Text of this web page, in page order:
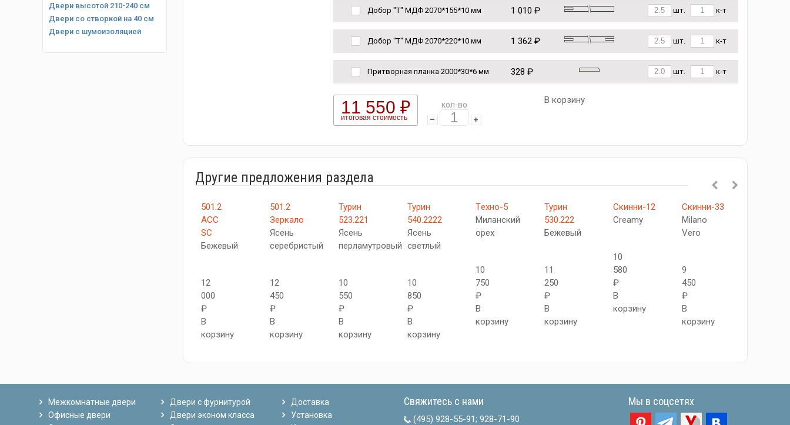
Двери высотой 210-240 см
Двери со створкой на 40 см
Двери с шумоизоляцией
Добор "Т" МДФ 2070*155*10 мм 1 010 ₽ шт. к-т
Добор "Т" МДФ 2070*220*10 мм 1 362 ₽ шт. к-т
Притворная планка 2000*30*6 мм 328 ₽ шт. к-т
11 550 ₽
итоговая стоимость
кол-во В корзину
Другие предложения раздела
501.2
АСС
SC
Бежевый
12
000
₽
В
корзину
501.2
Зеркало
Ясень
серебристый
12
450
₽
В
корзину
Турин
523.221
Ясень
перламутровый
10
550
₽
В
корзину
Турин
540.2222
Ясень
светлый
10
850
₽
В
корзину
Tехно-5
Миланский
орех
10
750
₽
В
корзину
Турин
530.222
Бежевый
11
250
₽
В
корзину
Скинни-12
Creamy
10
580
₽
В
корзину
Скинни-33
Milano
Vero
9
450
₽
В
корзину
Межкомнатные двери
Офисные двери
Двери с фурнитурой
Двери эконом класса
Доставка
Установка
Свяжитесь с нами
(495) 928-55-91; 928-71-90
Мы в соцсетях